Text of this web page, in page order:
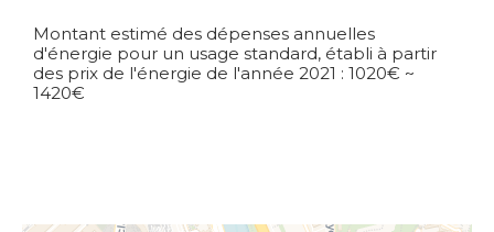
Montant estimé des dépenses annuelles
d'énergie pour un usage standard, établi à partir
des prix de l'énergie de l'année 2021 : 1020€ ~
1420€